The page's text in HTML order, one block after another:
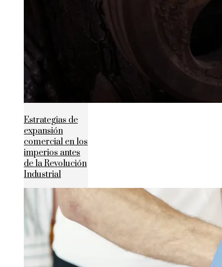
Estrategias de
expansión
comercial en los
imperios antes
de la Revolución
Industrial